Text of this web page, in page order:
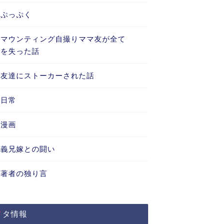
ぷっぷく
マウンティング自撮りママ友が全て
を失った話
友達にストーカーされた話
日常
漫画
義兄嫁との闘い
著者の独り言
メタ情報